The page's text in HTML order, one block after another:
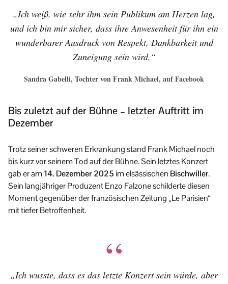
„Ich weiß, wie sehr ihm sein Publikum am Herzen lag,
und ich bin mir sicher, dass ihre Anwesenheit für ihn ein
wunderbarer Ausdruck von Respekt, Dankbarkeit und
Zuneigung sein wird.“
Sandra Gabelli, Tochter von Frank Michael, auf Facebook
Bis zuletzt auf der Bühne – letzter Auftritt im
Dezember
Trotz seiner schweren Erkrankung stand Frank Michael noch
bis kurz vor seinem Tod auf der Bühne. Sein letztes Konzert
gab er am14. Dezember 2025 im elsässischen Bischwiller.
Sein langjähriger Produzent Enzo Falzone schilderte diesen
Moment gegenüber der französischen Zeitung „Le Parisien“
mit tiefer Betroffenheit.
„Ich wusste, dass es das letzte Konzert sein würde, aber